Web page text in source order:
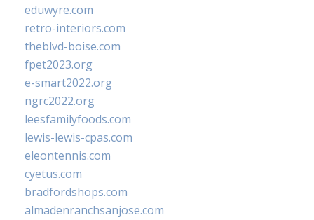
eduwyre.com
retro-interiors.com
theblvd-boise.com
fpet2023.org
e-smart2022.org
ngrc2022.org
leesfamilyfoods.com
lewis-lewis-cpas.com
eleontennis.com
cyetus.com
bradfordshops.com
almadenranchsanjose.com